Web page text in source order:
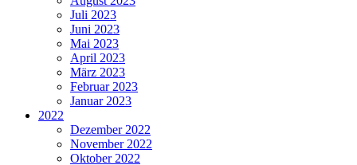
Juli 2023
Juni 2023
Mai 2023
April 2023
März 2023
Februar 2023
Januar 2023
2022
Dezember 2022
November 2022
Oktober 2022